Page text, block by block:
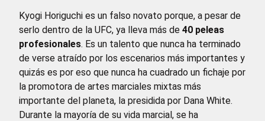
Kyogi Horiguchi es un falso novato porque, a pesar de
serlo dentro de la UFC, ya lleva más de 40 peleas
profesionales. Es un talento que nunca ha terminado
de verse atraído por los escenarios más importantes y
quizás es por eso que nunca ha cuadrado un fichaje por
la promotora de artes marciales mixtas más
importante del planeta, la presidida por Dana White.
Durante la mayoría de su vida marcial, se ha